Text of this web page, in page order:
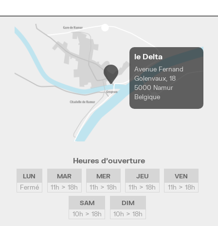
le Delta
Avenue Fernand
Golenvaux, 18
5000 Namur
Belgique
Heures d’ouverture
LUN
Fermé
MAR
11h > 18h
MER
11h > 18h
JEU
11h > 18h
VEN
11h > 18h
SAM
10h > 18h
DIM
10h > 18h